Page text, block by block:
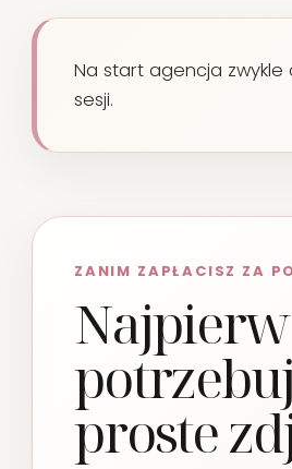
Na start agencja
sesji.
ZANIM ZAPŁACISZ ZA
proste